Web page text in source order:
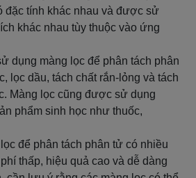
đặc tính khác nhau và được sử
khác nhau tùy thuộc vào ứng
dụng màng lọc để phân tách phân
lọc dầu, tách chất rắn-lỏng và tách
Màng lọc cũng được sử dụng
phẩm sinh học như thuốc,
để phân tách phân tử có nhiều
thấp, hiệu quả cao và dễ dàng